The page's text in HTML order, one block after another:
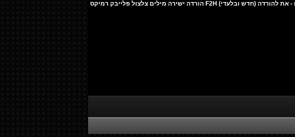
מיכאל אבו - את להורדה (חדש ובלעדי) F2H הורדה ישירה מילים צלצול פלייבק רמיקס